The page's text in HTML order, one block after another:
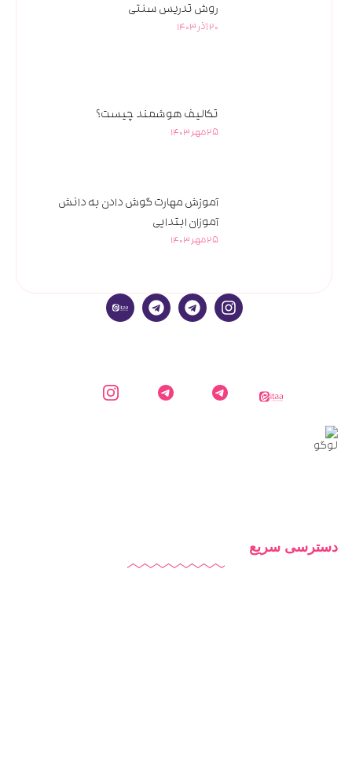
روش تدریس سنتی
20 آذر 1403
تکالیف هوشمند چیست؟
25 مهر 1403
آموزش مهارت گوش دادن به دانش
آموزان ابتدایی
25 مهر 1403
کارشناس
دسترسی سریع